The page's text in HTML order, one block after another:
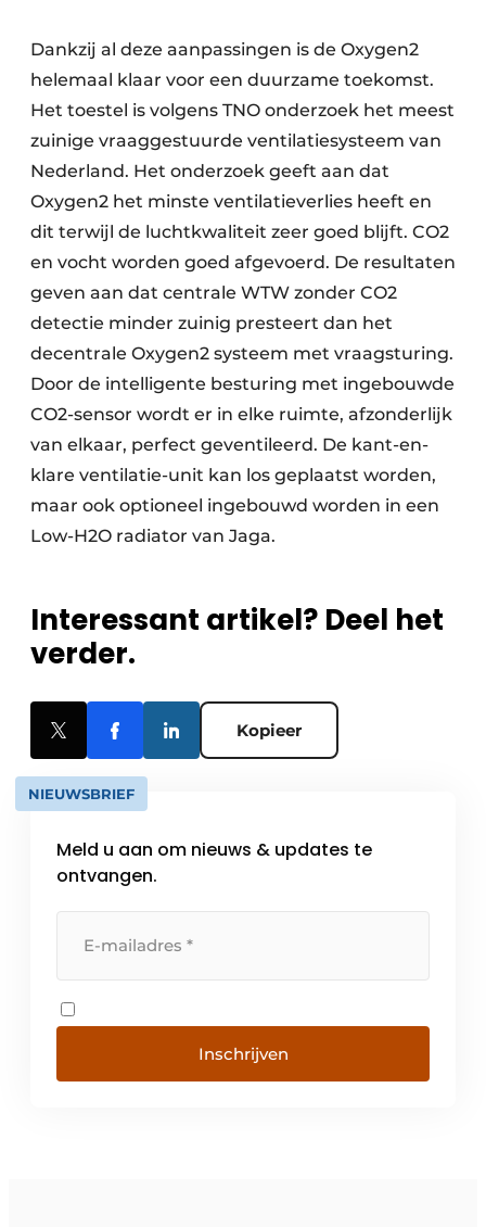
Dankzij al deze aanpassingen is de Oxygen2
helemaal klaar voor een duurzame toekomst.
Het toestel is volgens TNO onderzoek het meest
zuinige vraaggestuurde ventilatiesysteem van
Nederland. Het onderzoek geeft aan dat
Oxygen2 het minste ventilatieverlies heeft en
dit terwijl de luchtkwaliteit zeer goed blijft. CO2
en vocht worden goed afgevoerd. De resultaten
geven aan dat centrale WTW zonder CO2
detectie minder zuinig presteert dan het
decentrale Oxygen2 systeem met vraagsturing.
Door de intelligente besturing met ingebouwde
CO2-sensor wordt er in elke ruimte, afzonderlijk
van elkaar, perfect geventileerd. De kant-en-
klare ventilatie-unit kan los geplaatst worden,
maar ook optioneel ingebouwd worden in een
Low-H2O radiator van Jaga.
Interessant artikel? Deel het
verder.
Kopieer
NIEUWSBRIEF
Meld u aan om nieuws & updates te
ontvangen.
Inschrijven